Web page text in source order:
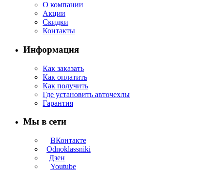
О компании
Акции
Скидки
Контакты
Информация
Как заказать
Как оплатить
Как получить
Где установить авточехлы
Гарантия
Мы в сети
ВКонтакте
Odnoklassniki
Дзен
Youtube